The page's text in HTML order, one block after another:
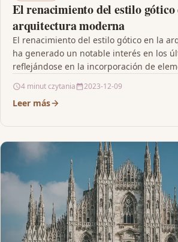
El renacimiento del estilo gótico
arquitectura moderna
El renacimiento del estilo gótico en la
ha generado un notable interés en los
reflejándose en la incorporación de
4 minut czytania 2023-12-09
Leer más